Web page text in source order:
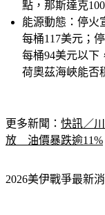
貨強勁反彈，標
點，那斯達克
能源動態：停火
每桶117美元；
每桶94美元以下
更多新聞：快訊／